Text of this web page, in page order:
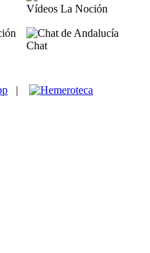
Vídeos La Noción
Chat
|